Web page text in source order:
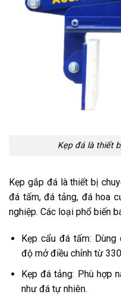
Kẹp đá là thiết
Kẹp gắp đá là thiết bị
đá tấm, đá tảng, đá hoa
nghiệp. Các loại phổ biến
Kẹp cẩu đá tấm:
độ mở điều chỉnh từ
Kẹp đá tảng: Phù hợp
như đá tự nhiên.